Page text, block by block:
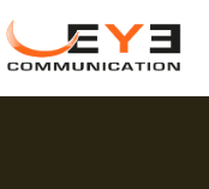
Skip
to